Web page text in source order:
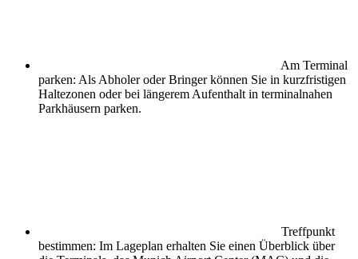
Am Terminal
parken: Als Abholer oder Bringer können Sie in kurzfristigen
Haltezonen oder bei längerem Aufenthalt in terminalnahen
Parkhäusern parken.
Treffpunkt
bestimmen: Im Lageplan erhalten Sie einen Überblick über